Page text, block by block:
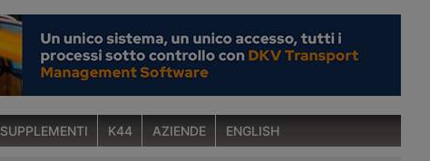
SUPPLEMENTI K44 AZIENDE ENGLISH